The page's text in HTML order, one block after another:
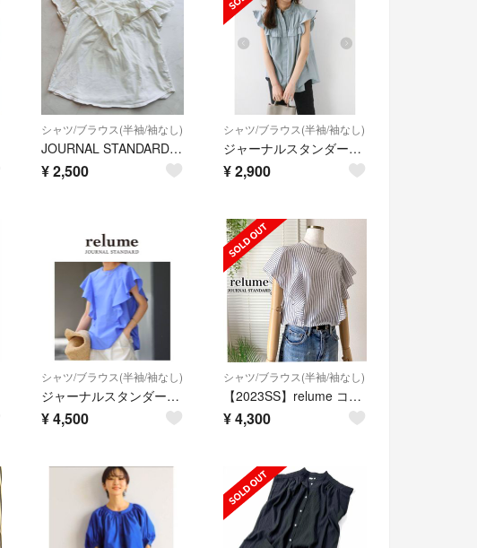
シャツ/ブラウス(半袖/袖なし)
JOURNAL STANDARD relume フリルブラウス F（A502）
¥2,500
シャツ/ブラウス(半袖/袖なし)
ジャーナルスタンダードレリューム フリルノースリーブブラウス
¥2,900
シャツ/ブラウス(半袖/袖なし)
ジャーナルスタンダードレリューム コットンボイルブラウス
¥4,500
シャツ/ブラウス(半袖/袖なし)
【2023SS】relume コットンボイルストライプラッフルブラウス
¥4,300